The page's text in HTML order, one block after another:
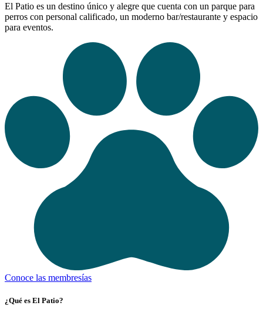
El Patio es un destino único y alegre que cuenta con un parque para
perros con personal calificado, un moderno bar/restaurante y espacio
para eventos.
Conoce las membresías
¿Qué es El Patio?